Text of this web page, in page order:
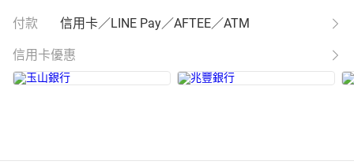
付款 信用卡／LINE Pay／AFTEE／ATM
信用卡優惠